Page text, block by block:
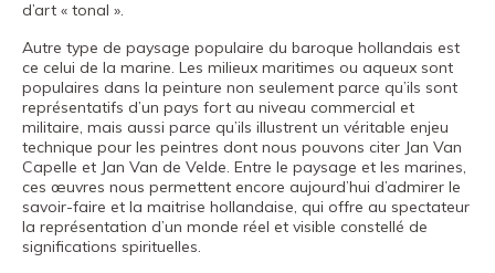
d’art « tonal ».
Autre type de paysage populaire du baroque hollandais est
ce celui de la marine. Les milieux maritimes ou aqueux sont
populaires dans la peinture non seulement parce qu’ils sont
représentatifs d’un pays fort au niveau commercial et
militaire, mais aussi parce qu’ils illustrent un véritable enjeu
technique pour les peintres dont nous pouvons citer Jan Van
Capelle et Jan Van de Velde. Entre le paysage et les marines,
ces œuvres nous permettent encore aujourd’hui d’admirer le
savoir-faire et la maitrise hollandaise, qui offre au spectateur
la représentation d’un monde réel et visible constellé de
significations spirituelles.